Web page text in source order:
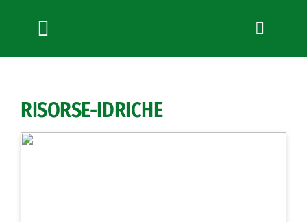
Toggle
Navigation
News
Bandi
RISORSE-IDRICHE